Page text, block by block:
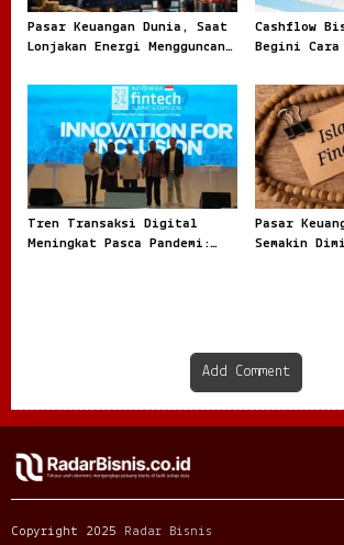
Pasar Keuangan Dunia, Saat
Lonjakan Energi Mengguncang
Cashflow
Begini Cara
Tercampur
Tren Transaksi Digital
Meningkat Pasca Pandemi:
Pasar
Semakin
Add Comment
Copyright 2025 Radar Bisnis